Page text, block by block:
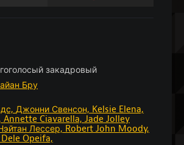
закадровый
Бру
Джонни Свенсон, Kelsie Elena,
Annette Ciavarella, Jade Jolley
Лессер, Robert John Moody,
Dele Opeifa,